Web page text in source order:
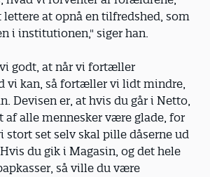
at opnå en tilfredshed, som
i institutionen," siger han.
godt, at når vi fortæller
vi kan, så fortæller vi lidt mindre,
Devisen er, at hvis du går i Netto,
af alle mennesker være glade, for
stort set selv skal pille dåserne ud
du gik i Magasin, og det hele
så ville du være